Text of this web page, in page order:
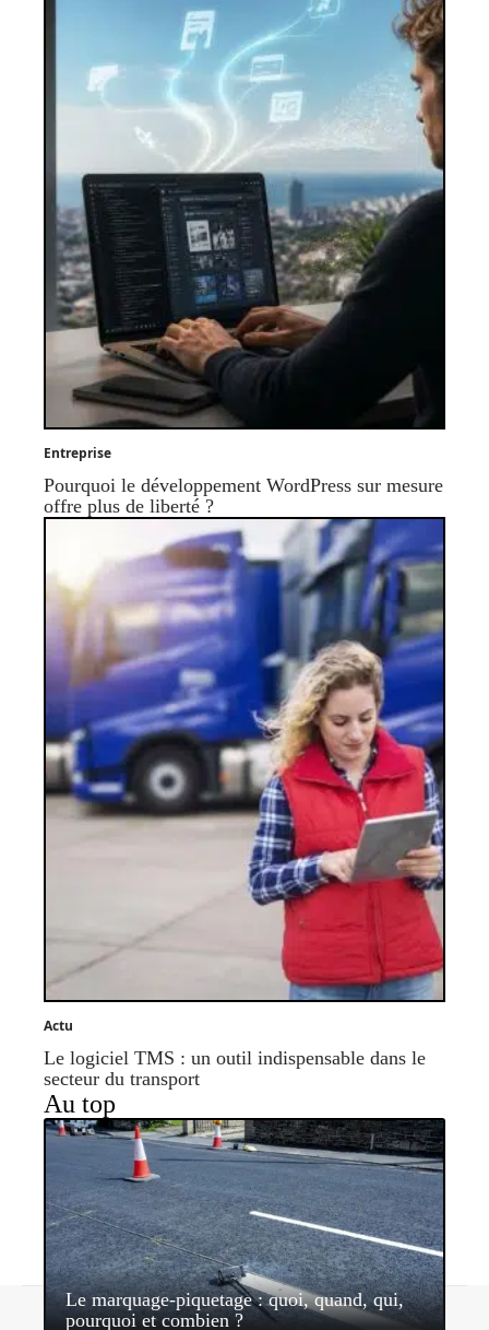
Entreprise
Pourquoi le développement WordPress sur mesure
offre plus de liberté ?
Actu
Le logiciel TMS : un outil indispensable dans le
secteur du transport
Au top
Le marquage-piquetage : quoi, quand, qui,
pourquoi et combien ?
Contact Mentions légales Sitemap